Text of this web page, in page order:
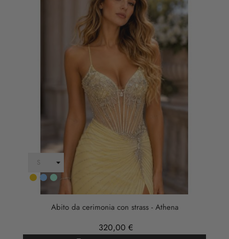
GialloAZZURRO
Verde
Abito da cerimonia con strass - Athena
320,00 €